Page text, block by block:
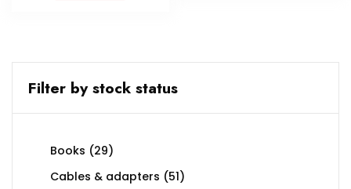
Filter by stock status
Books 2929
Cables & adapters 5151